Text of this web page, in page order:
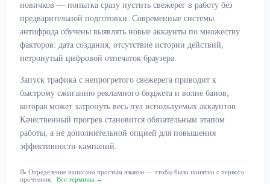
новичков — попытка сразу пустить свежерег в работу без
предварительной подготовки. Современные системы
антифрода обучены выявлять новые аккаунты по множеству
факторов: дата создания, отсутствие истории действий,
нетронутый цифровой отпечаток браузера.
Запуск трафика с непрогретого свежерега приводит к
быстрому сжиганию рекламного бюджета и волне банов,
которая может затронуть весь пул используемых аккаунтов.
Качественный прогрев становится обязательным этапом
работы, а не дополнительной опцией для повышения
эффективности кампаний.
📝 Определение написано простым языком — чтобы было понятно с первого
прочтения.
Все термины →